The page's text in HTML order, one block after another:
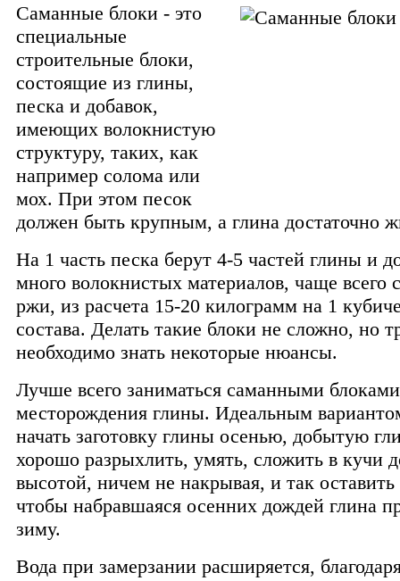
Саманные блоки - это
специальные
строительные блоки,
состоящие из глины,
песка и добавок,
имеющих волокнистую
структуру, таких, как
например солома или
мох. При этом песок
должен быть крупным, а глина достаточно
На 1 часть песка берут 4-5 частей глины и
много волокнистых материалов, чаще всего
ржи, из расчета 15-20 килограмм на 1
состава. Делать такие блоки не сложно, но
необходимо знать некоторые нюансы.
Лучше всего заниматься саманными
месторождения глины. Идеальным
начать заготовку глины осенью, добытую
хорошо разрыхлить, умять, сложить в кучи
высотой, ничем не накрывая, и так
чтобы набравшаяся осенних дождей глина
зиму.
Вода при замерзании расширяется,